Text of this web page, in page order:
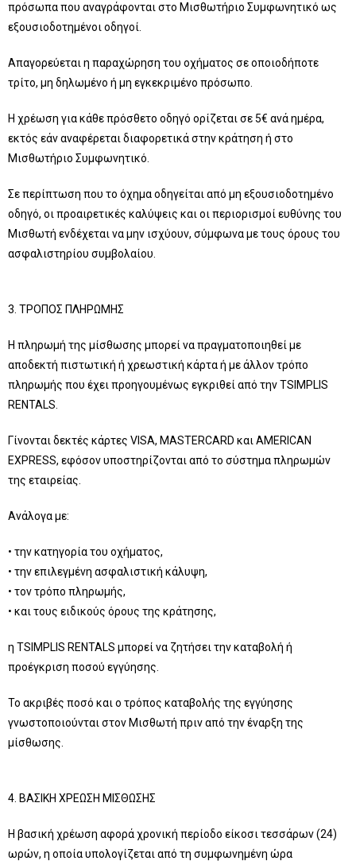
πρόσωπα που αναγράφονται στο Μισθωτήριο Συμφωνητικό ως
εξουσιοδοτημένοι οδηγοί.
Απαγορεύεται η παραχώρηση του οχήματος σε οποιοδήποτε
τρίτο, μη δηλωμένο ή μη εγκεκριμένο πρόσωπο.
Η χρέωση για κάθε πρόσθετο οδηγό ορίζεται σε 5€ ανά ημέρα,
εκτός εάν αναφέρεται διαφορετικά στην κράτηση ή στο
Μισθωτήριο Συμφωνητικό.
Σε περίπτωση που το όχημα οδηγείται από μη εξουσιοδοτημένο
οδηγό, οι προαιρετικές καλύψεις και οι περιορισμοί ευθύνης του
Μισθωτή ενδέχεται να μην ισχύουν, σύμφωνα με τους όρους του
ασφαλιστηρίου συμβολαίου.
3. ΤΡΟΠΟΣ ΠΛΗΡΩΜΗΣ
Η πληρωμή της μίσθωσης μπορεί να πραγματοποιηθεί με
αποδεκτή πιστωτική ή χρεωστική κάρτα ή με άλλον τρόπο
πληρωμής που έχει προηγουμένως εγκριθεί από την TSIMPLIS
RENTALS.
Γίνονται δεκτές κάρτες VISA, MASTERCARD και AMERICAN
EXPRESS, εφόσον υποστηρίζονται από το σύστημα πληρωμών
της εταιρείας.
Ανάλογα με:
• την κατηγορία του οχήματος,
• την επιλεγμένη ασφαλιστική κάλυψη,
• τον τρόπο πληρωμής,
• και τους ειδικούς όρους της κράτησης,
η TSIMPLIS RENTALS μπορεί να ζητήσει την καταβολή ή
προέγκριση ποσού εγγύησης.
Το ακριβές ποσό και ο τρόπος καταβολής της εγγύησης
γνωστοποιούνται στον Μισθωτή πριν από την έναρξη της
μίσθωσης.
4. ΒΑΣΙΚΗ ΧΡΕΩΣΗ ΜΙΣΘΩΣΗΣ
Η βασική χρέωση αφορά χρονική περίοδο είκοσι τεσσάρων (24)
ωρών, η οποία υπολογίζεται από τη συμφωνημένη ώρα